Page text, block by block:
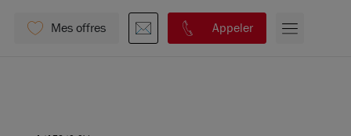
Mes offres Appeler